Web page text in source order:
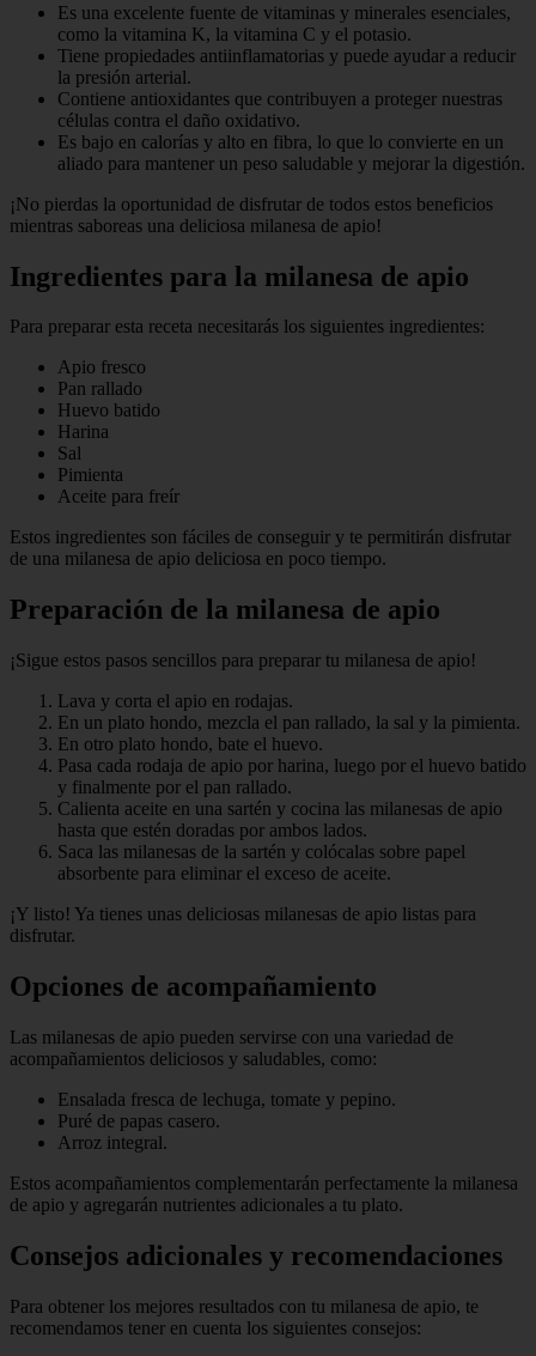
Es una excelente fuente de vitaminas y minerales esenciales,
como la vitamina K, la vitamina C y el potasio.
Tiene propiedades antiinflamatorias y puede ayudar a reducir
la presión arterial.
Contiene antioxidantes que contribuyen a proteger nuestras
células contra el daño oxidativo.
Es bajo en calorías y alto en fibra, lo que lo convierte en un
aliado para mantener un peso saludable y mejorar la digestión.
¡No pierdas la oportunidad de disfrutar de todos estos beneficios
mientras saboreas una deliciosa milanesa de apio!
Ingredientes para la milanesa de apio
Para preparar esta receta necesitarás los siguientes ingredientes:
Apio fresco
Pan rallado
Huevo batido
Harina
Sal
Pimienta
Aceite para freír
Estos ingredientes son fáciles de conseguir y te permitirán disfrutar
de una milanesa de apio deliciosa en poco tiempo.
Preparación de la milanesa de apio
¡Sigue estos pasos sencillos para preparar tu milanesa de apio!
Lava y corta el apio en rodajas.
En un plato hondo, mezcla el pan rallado, la sal y la pimienta.
En otro plato hondo, bate el huevo.
Pasa cada rodaja de apio por harina, luego por el huevo batido
y finalmente por el pan rallado.
Calienta aceite en una sartén y cocina las milanesas de apio
hasta que estén doradas por ambos lados.
Saca las milanesas de la sartén y colócalas sobre papel
absorbente para eliminar el exceso de aceite.
¡Y listo! Ya tienes unas deliciosas milanesas de apio listas para
disfrutar.
Opciones de acompañamiento
Las milanesas de apio pueden servirse con una variedad de
acompañamientos deliciosos y saludables, como:
Ensalada fresca de lechuga, tomate y pepino.
Puré de papas casero.
Arroz integral.
Estos acompañamientos complementarán perfectamente la milanesa
de apio y agregarán nutrientes adicionales a tu plato.
Consejos adicionales y recomendaciones
Para obtener los mejores resultados con tu milanesa de apio, te
recomendamos tener en cuenta los siguientes consejos: